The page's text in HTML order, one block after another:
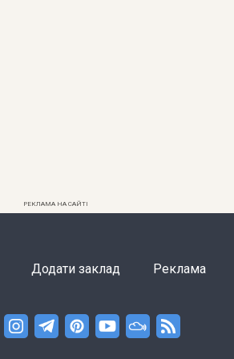
РЕКЛАМА НА САЙТІ
Додати заклад Реклама